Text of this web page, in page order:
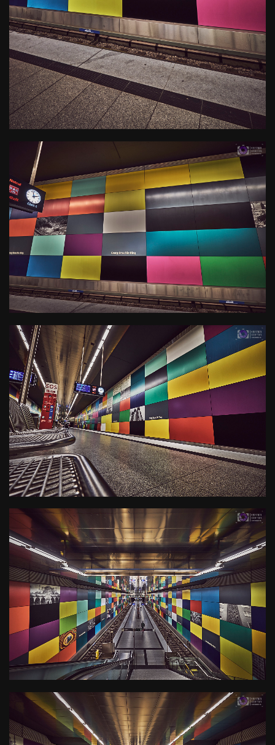
U-Bahn Haltestelle Georg-
Brauchle-Ring
Kamera: X-T3 |Blende: f/7.1 |Brennweite: 11mm |
Belichtungszeit: 1/6s |ISO: ISO-400
U-Bahn Haltestelle Georg-
Brauchle-Ring
Kamera Blende : f/7.1 | Brennweite: 10mm |
Belichtungszeit: 1/4s |ISO: ISO-400
U-Bahn Haltestelle Georg-
Brauchle-Ring
Kamera: X-T3 |Blende: f/7.1 |Brennweite: 10mm |
Belichtungszeit: 1/7s |ISO: ISO-400
0
U-Bahn Haltestelle Georg-
Brauchle-Ring
Kamera: X-T3 |Blende: f/8 | Brennweite: 10mm |
Belichtungszeit: 1/3s |ISO: ISO-400